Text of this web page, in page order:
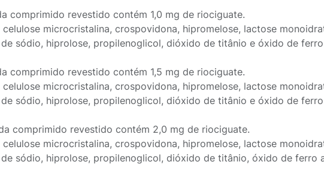
comprimido revestido contém 1,0 mg de riociguate.
celulose microcristalina, crospovidona, hipromelose, lactose
sódio, hiprolose, propilenoglicol, dióxido de titânio e óxido de
comprimido revestido contém 1,5 mg de riociguate.
celulose microcristalina, crospovidona, hipromelose, lactose
sódio, hiprolose, propilenoglicol, dióxido de titânio e óxido de
comprimido revestido contém 2,0 mg de riociguate.
celulose microcristalina, crospovidona, hipromelose, lactose
sódio, hiprolose, propilenoglicol, dióxido de titânio, óxido de ferro